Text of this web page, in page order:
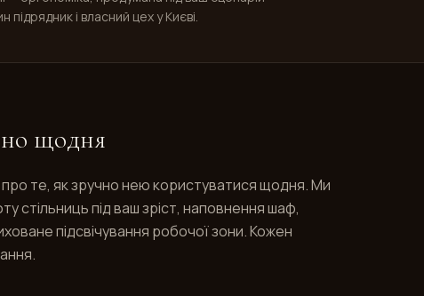
і власний цех у Києві.
щодня
те, як зручно нею користуватися щодня. Ми
стільниць під ваш зріст, наповнення шаф,
підсвічування робочої зони. Кожен